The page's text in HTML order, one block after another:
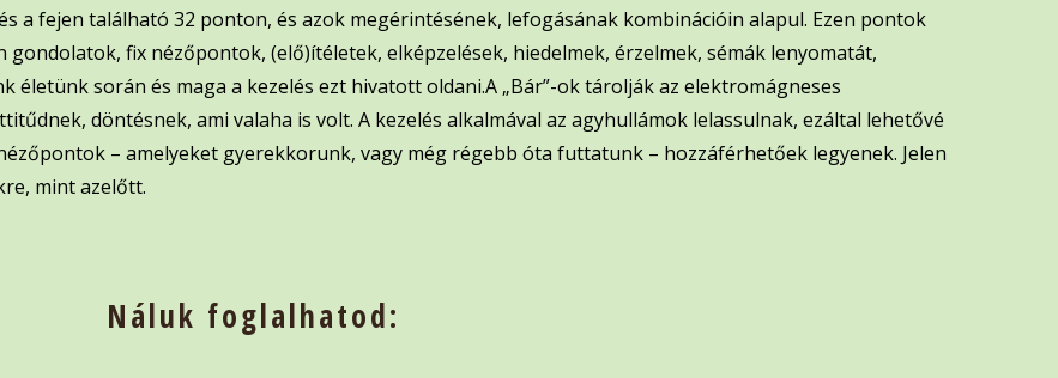
a fejen található 32 ponton, és azok megérintésének, lefogásának kombinációin alapul. Ezen pontok
fix nézőpontok, (elő)ítéletek, elképzelések, hiedelmek, érzelmek, sémák lenyomatát,
során és maga a kezelés ezt hivatott oldani.A „Bár”-ok tárolják az elektromágneses
döntésnek, ami valaha is volt. A kezelés alkalmával az agyhullámok lelassulnak, ezáltal lehetővé
– amelyeket gyerekkorunk, vagy még régebb óta futtatunk – hozzáférhetőek legyenek. Jelen
mint azelőtt.
Náluk foglalhatod: